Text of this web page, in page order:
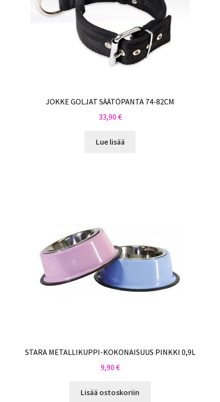
JOKKE GOLJAT SÄÄTÖPANTA 74-82CM
33,90 €
Lue lisää
STARA METALLIKUPPI-KOKONAISUUS PINKKI 0,9L
9,90 €
Lisää ostoskoriin